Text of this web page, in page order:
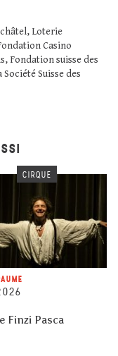
Loterie
Casino
Fondation suisse des
Suisse des
CIRQUE
Finzi Pasca